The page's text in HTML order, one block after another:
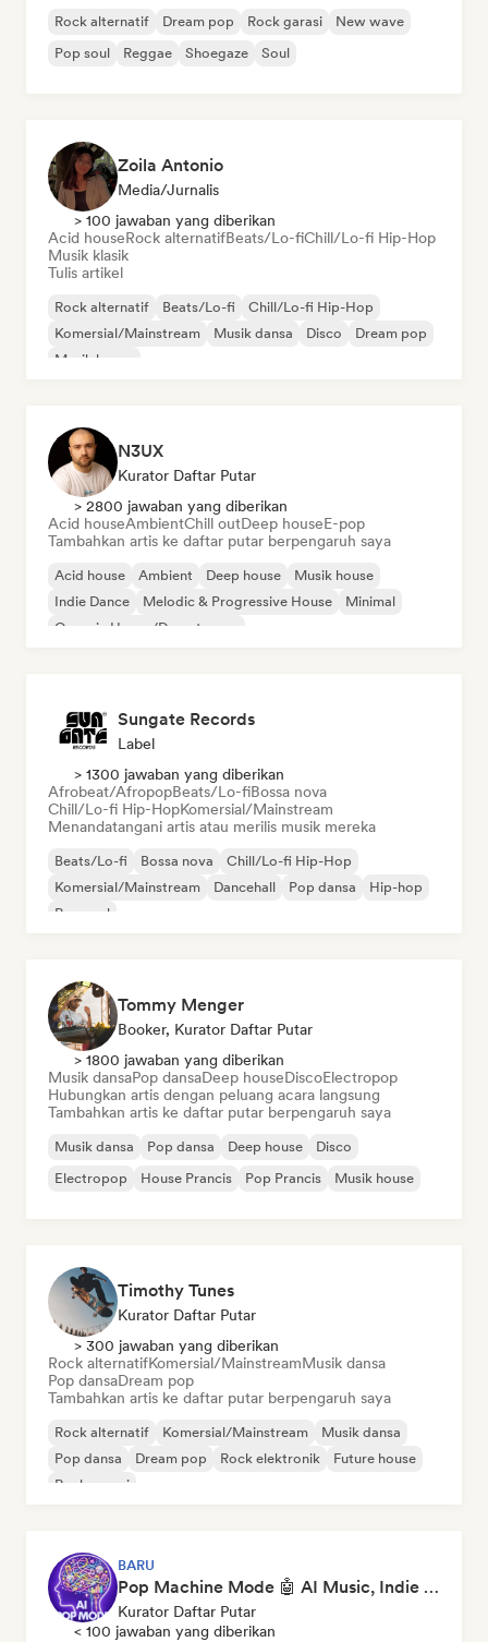
Rock alternatif Dream pop Rock garasi
New wave
Pop soul
Reggae Shoegaze Soul
Zoila Antonio
Media/Jurnalis
> 100 jawaban yang diberikan
Acid houseRock alternatifBeats/Lo-fiChill/Lo-fi Hip-Hop
Musik klasik
Tulis artikel
Rock alternatif Beats/Lo-fi
Chill/Lo-fi Hip-Hop
Komersial/Mainstream
Musik dansa Disco
Dream pop
Musik house
N3UX
Kurator Daftar Putar
> 2800 jawaban yang diberikan
Acid houseAmbientChill outDeep houseE-pop
Tambahkan artis ke daftar putar berpengaruh saya
Acid house Ambient Deep house
Musik house
Indie Dance
Melodic & Progressive House
Minimal
Organic House/Downtempo
Sungate Records
Label
> 1300 jawaban yang diberikan
Afrobeat/AfropopBeats/Lo-fiBossa nova
Chill/Lo-fi Hip-HopKomersial/Mainstream
Menandatangani artis atau merilis musik mereka
Beats/Lo-fi Bossa nova
Chill/Lo-fi Hip-Hop
Komersial/Mainstream
Dancehall Pop dansa
Hip-hop
Pop soul
Tommy Menger
Booker, Kurator Daftar Putar
> 1800 jawaban yang diberikan
Musik dansaPop dansaDeep houseDiscoElectropop
Hubungkan artis dengan peluang acara langsung
Tambahkan artis ke daftar putar berpengaruh saya
Musik dansa Pop dansa Deep house
Disco
Electropop
House Prancis Pop Prancis Musik house
Timothy Tunes
Kurator Daftar Putar
> 300 jawaban yang diberikan
Rock alternatifKomersial/MainstreamMusik dansa
Pop dansaDream pop
Tambahkan artis ke daftar putar berpengaruh saya
Rock alternatif Komersial/Mainstream
Musik dansa
Pop dansa
Dream pop Rock elektronik
Future house
Rock garasi
BARU
Pop Machine Mode 🤖 AI Music, Indie Pop & Dream Pop
Kurator Daftar Putar
< 100 jawaban yang diberikan